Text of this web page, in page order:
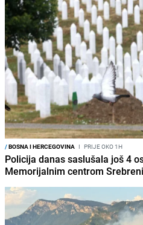
/BOSNA I HERCEGOVINA I PRIJE OKO 1H
Policija danas saslušala još 4
Memorijalnim centrom